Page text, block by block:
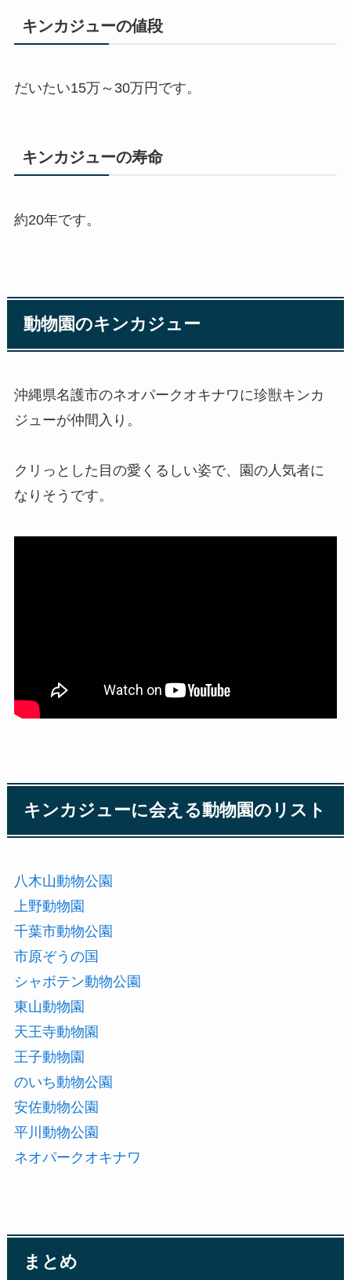
キンカジューの値段
だいたい15万～30万円です。
キンカジューの寿命
約20年です。
動物園のキンカジュー
沖縄県名護市のネオパークオキナワに珍獣キンカ
ジューが仲間入り。
クリっとした目の愛くるしい姿で、園の人気者に
なりそうです。
キンカジューに会える動物園のリスト
八木山動物公園
上野動物園
千葉市動物公園
市原ぞうの国
シャボテン動物公園
東山動物園
天王寺動物園
王子動物園
のいち動物公園
安佐動物公園
平川動物公園
ネオパークオキナワ
まとめ